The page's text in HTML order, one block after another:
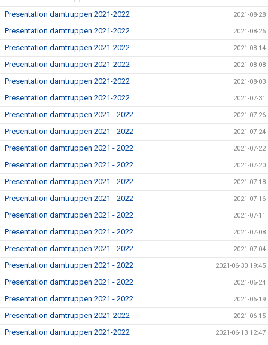
Presentation damtruppen 2021-2022 2021-08-28
Presentation damtruppen 2021-2022 2021-08-26
Presentation damtruppen 2021-2022 2021-08-14
Presentation damtruppen 2021-2022 2021-08-08
Presentation damtruppen 2021-2022 2021-08-03
Presentation damtruppen 2021-2022 2021-07-31
Presentation damtruppen 2021 - 2022 2021-07-26
Presentation damtruppen 2021 - 2022 2021-07-24
Presentation damtruppen 2021 - 2022 2021-07-22
Presentation damtruppen 2021 - 2022 2021-07-20
Presentation damtruppen 2021 - 2022 2021-07-18
Presentation damtruppen 2021 - 2022 2021-07-16
Presentation damtruppen 2021 - 2022 2021-07-11
Presentation damtruppen 2021 - 2022 2021-07-08
Presentation damtruppen 2021 - 2022 2021-07-04
Presentation damtruppen 2021 - 2022 2021-06-30 19:45
Presentation damtruppen 2021 - 2022 2021-06-24
Presentation damtruppen 2021 - 2022 2021-06-19
Presentation damtruppen 2021-2022 2021-06-15
Presentation damtruppen 2021-2022 2021-06-13 12:47